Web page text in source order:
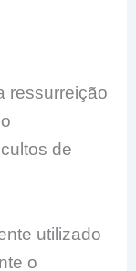
ressurreição
de
utilizado
o